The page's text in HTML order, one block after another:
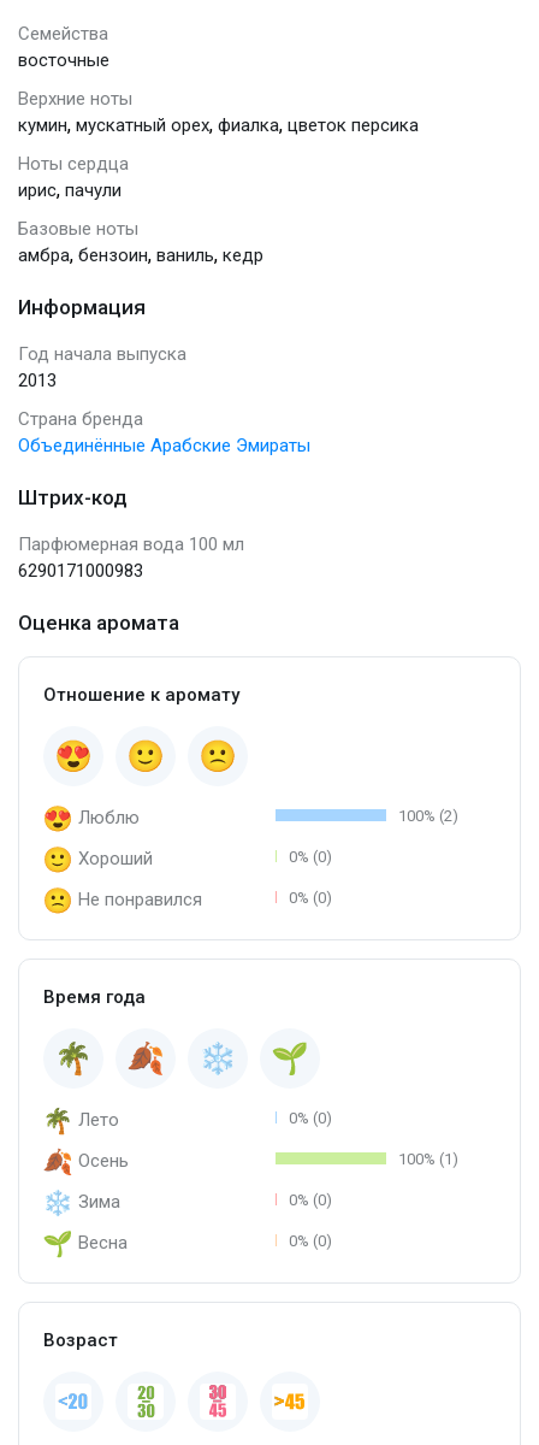
Семейства
восточные
Верхние ноты
кумин, мускатный орех, фиалка, цветок персика
Ноты сердца
ирис, пачули
Базовые ноты
амбра, бензоин, ваниль, кедр
Информация
Год начала выпуска
2013
Страна бренда
Объединённые Арабские Эмираты
Штрих-код
Парфюмерная вода 100 мл
6290171000983
Оценка аромата
Отношение к аромату
Люблю 100% (2)
Хороший 0% (0)
Не понравился 0% (0)
Время года
Лето 0% (0)
Осень 100% (1)
Зима 0% (0)
Весна 0% (0)
Возраст